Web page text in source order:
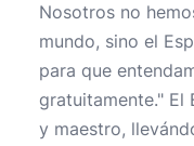
Nosotros no
mundo, sino el
para que
gratuitamente." El
y maestro,